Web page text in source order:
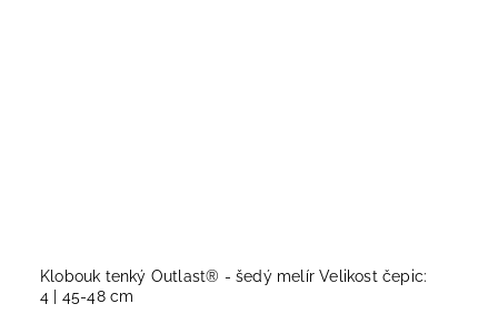
Klobouk tenký Outlast® - šedý melír Velikost čepic:
4 | 45-48 cm